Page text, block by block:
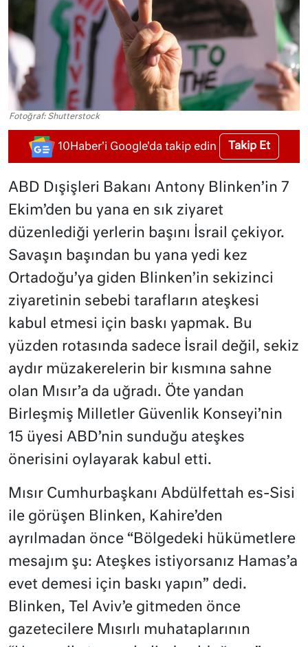
Fotoğraf: Shutterstock
10Haber'i Google'da takip edin Takip Et
ABD Dışişleri Bakanı Antony Blinken’in 7
Ekim’den bu yana en sık ziyaret
düzenlediği yerlerin başını İsrail çekiyor.
Savaşın başından bu yana yedi kez
Ortadoğu’ya giden Blinken’in sekizinci
ziyaretinin sebebi tarafların ateşkesi
kabul etmesi için baskı yapmak. Bu
yüzden rotasında sadece İsrail değil, sekiz
aydır müzakerelerin bir kısmına sahne
olan Mısır’a da uğradı. Öte yandan
Birleşmiş Milletler Güvenlik Konseyi’nin
15 üyesi ABD’nin sunduğu ateşkes
önerisini oylayarak kabul etti.
Mısır Cumhurbaşkanı Abdülfettah es-Sisi
ile görüşen Blinken, Kahire’den
ayrılmadan önce “Bölgedeki hükümetlere
mesajım şu: Ateşkes istiyorsanız Hamas’a
evet demesi için baskı yapın” dedi.
Blinken, Tel Aviv’e gitmeden önce
gazetecilere Mısırlı muhataplarının